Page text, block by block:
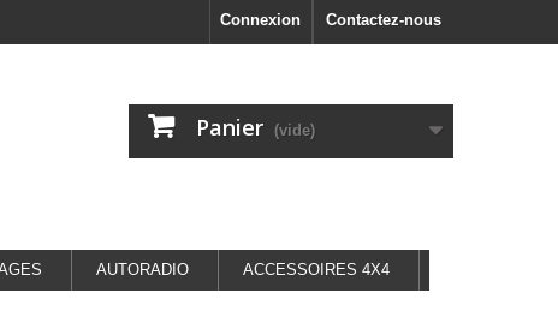
Contactez-nous
Connexion
Panier (vide)
AUTORADIO ACCESSOIRES 4X4